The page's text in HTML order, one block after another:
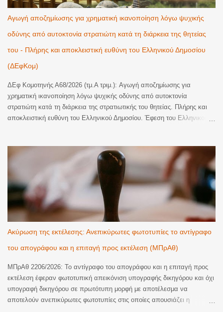
Αγωγή αποζημίωσης για χρηματική ικανοποίηση λόγω ψυχικής
οδύνης από αυτοκτονία στρατιώτη κατά τη διάρκεια της θητείας
του - Πλήρης και αποκλειστική ευθύνη του Ελληνικού Δημοσίου
(ΔΕφΚομ)
ΔΕφ Κομοτηνής Α68/2026 (τμ.Α τριμ.): Αγωγή αποζημίωσης για
χρηματική ικανοποίηση λόγω ψυχικής οδύνης από αυτοκτονία
στρατιώτη κατά τη διάρκεια της στρατιωτικής του θητείας. Πλήρης και
αποκλειστική ευθύνη του Ελληνικού Δημοσίου. Έφεση του Ελληνικού
αγωγή αποζημίωσης για χρηματική ικανοποίηση λόγω ψυχικής οδύνης
και αναγνωρίστηκε η υποχρέωση του εκκαλούντος Δημοσίου να
καταβάλει στην εφεσίβλητη το συνολικό ποσό των 110.000€ (70.000€
ατομικά και 40.000€ ως μοναδική κληρονόμο των αποβιωσάντων
γονέων της, ήτοι 20.000€ για λογαριασμό εκάστου), ως εύλογη
χρηματική ικανοποίηση για την ψυχική οδύνη που υπέστησαν η ίδια και
οι δικαιοπάροχοί της από τον θάνατο, δι' αυτοκτονίας, του υιού της και
εγγονού των τελευταίων, κατά τη διάρκεια της στρατιωτικής του θητείας
κατά την έννοια του άρθρου 76 παρ. 2 ΚΔΔ/...
Ακύρωση της εκτέλεσης: Ανεπικύρωτες φωτοτυπίες το αντίγραφο
του απογράφου και η επιταγή προς εκτέλεση (ΜΠρΑθ)
ΜΠρΑθ 2206/2026: Το αντίγραφο του απογράφου και η επιταγή προς
εκτέλεση έφεραν φωτοτυπική απεικόνιση υπογραφής δικηγόρου και όχι
υπογραφή δικηγόρου σε πρωτότυπη μορφή με αποτέλεσμα να
αποτελούν ανεπικύρωτες φωτοτυπίες στις οποίες απουσιάζει η